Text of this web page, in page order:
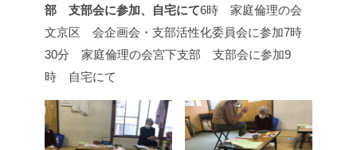
部 支部会に参加、自宅にて6時 家庭倫理の会
文京区 会企画会・支部活性化委員会に参加7時
30分 家庭倫理の会宮下支部 支部会に参加9
時 自宅にて